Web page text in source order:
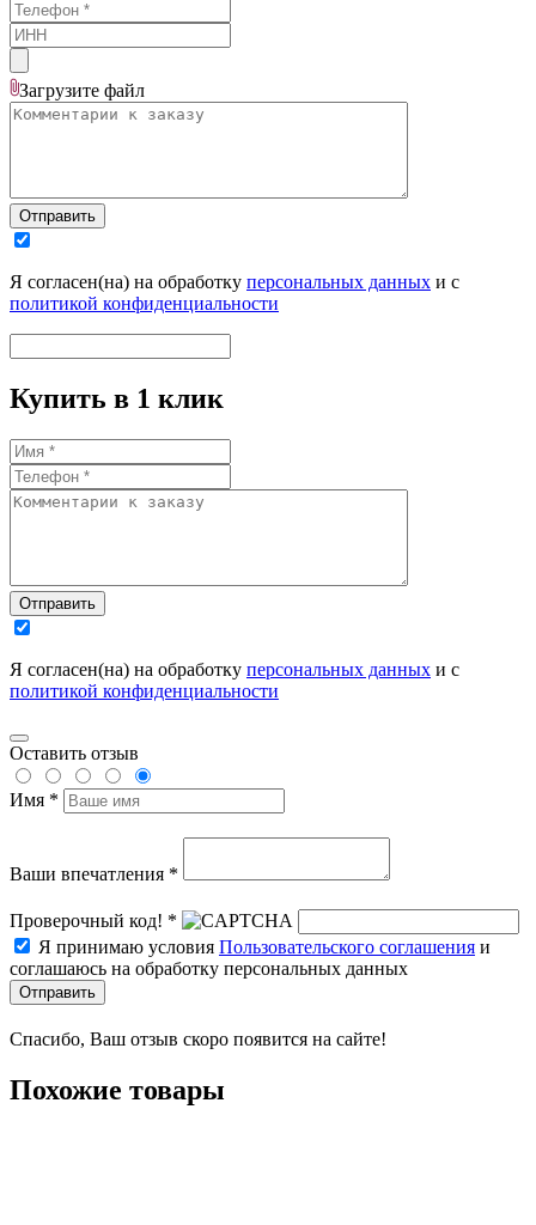
Загрузите файл
Отправить
Я согласен(на) на обработку персональных данных и с
политикой конфиденциальности
Купить в 1 клик
Отправить
Я согласен(на) на обработку персональных данных и с
политикой конфиденциальности
Оставить отзыв
Имя *
Ваши впечатления *
Проверочный код! *
Я принимаю условия Пользовательского соглашения и
соглашаюсь на обработку персональных данных
Отправить
Спасибо, Ваш отзыв скоро появится на сайте!
Похожие товары